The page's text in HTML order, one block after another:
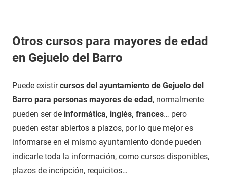
Otros cursos para mayores de edad
en Gejuelo del Barro
Puede existircursos del ayuntamiento de Gejuelo del
Barro para personas mayores de edad, normalmente
pueden ser de informática, inglés, frances… pero
pueden estar abiertos a plazos, por lo que mejor es
informarse en el mismo ayuntamiento donde pueden
indicarle toda la información, como cursos disponibles,
plazos de incripción, requicitos…